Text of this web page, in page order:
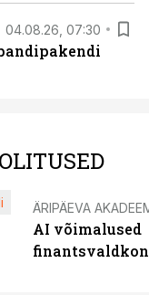
04.08.26, 07:30
ÄRIPÄEVA
AI võimalused